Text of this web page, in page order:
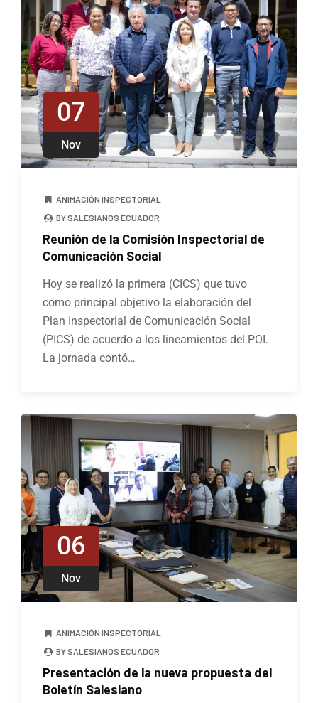
07
Nov
ANIMACIÓN INSPECTORIAL
BY SALESIANOS ECUADOR
Reunión de la Comisión Inspectorial de
Comunicación Social
Hoy se realizó la primera (CICS) que tuvo
como principal objetivo la elaboración del
Plan Inspectorial de Comunicación Social
(PICS) de acuerdo a los lineamientos del POI.
La jornada contó…
06
Nov
ANIMACIÓN INSPECTORIAL
BY SALESIANOS ECUADOR
Presentación de la nueva propuesta del
Boletín Salesiano